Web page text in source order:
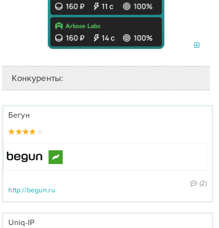
Конкуренты:
Бегун
(2)
http://begun.ru
Uniq-IP